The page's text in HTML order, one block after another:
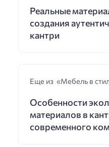
Реальные
создания
кантри
Еще из «Мебель в
Особенности
материалов в
современного